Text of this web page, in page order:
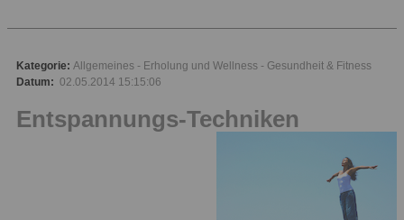
Kategorie: Allgemeines Erholung und Wellness
Gesundheit & Fitness
Datum: 02.05.2014 15:15:06
Entspannungs-Techniken